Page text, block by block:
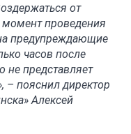
от
момент проведения
предупреждающие
часов после
не представляет
– пояснил директор
Алексей